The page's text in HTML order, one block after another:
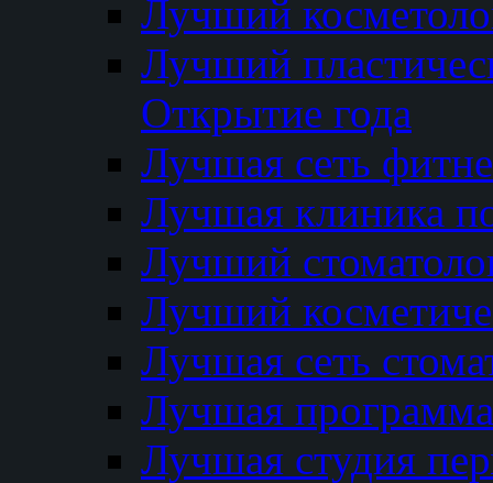
Лучший
Лучший
Открытие года
Лучшая сеть
Лучшая клиника
Лучший
Лучший
Лучшая сеть
Лучшая программа
Лучшая студия